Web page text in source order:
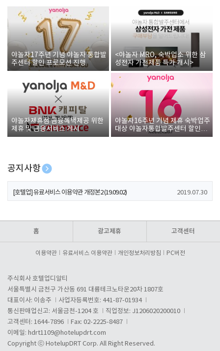
야놀자17주년 기념 야놀자 통합발
주센터 할인 프로모션 진행
<야놀자 MRO, 숙박업소 위한 삼
성전자 가전제품 특가 개시>
야놀자제휴점 금융혜택제공 위한
제휴 및 금융서비스 게시
야놀자16주년 기념 제휴 숙박업주
대상 야놀자통합발주센터 할인쿠
폰 증정
공지사항
[호텔업] 개인정보 처리방침 개정본1 (19.09.02)
[호텔업] 유료서비스 이용약관 개정본2 (19.09.02) 2019.07.30
홈 광고제휴 고객센터
이용약관 유료서비스 이용약관 개인정보처리방침 PC버전
주식회사 호텔업디알티
서울특별시 금천구 가산동 691 대륭테크노타운20차 1807호
대표이사: 이송주
사업자등록번호: 441-87-01934
통신판매업신고: 서울금천-1204 호
직업정보: J1206020200010
고객센터: 1644-7896
Fax: 02-2225-8487
이메일: hdrt1109@hotelupdrt.com
Copyright ⓒ HotelupDRT Corp. All Right Reserved.